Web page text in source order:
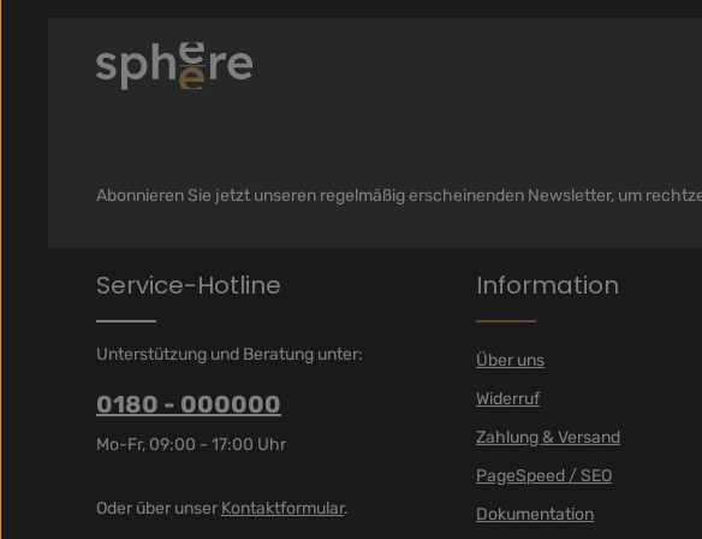
Abonnieren Sie jetzt unseren regelmäßig erscheinenden Newsletter, um
Service-Hotline
Unterstützung und Beratung unter:
0180 - 000000
Mo-Fr, 09:00 - 17:00 Uhr
Oder über unser Kontaktformular.
Information
Über uns
Widerruf
Zahlung & Versand
PageSpeed / SEO
Dokumentation